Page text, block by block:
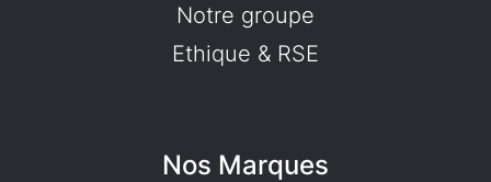
Notre groupe
Ethique & RSE
Nos Marques